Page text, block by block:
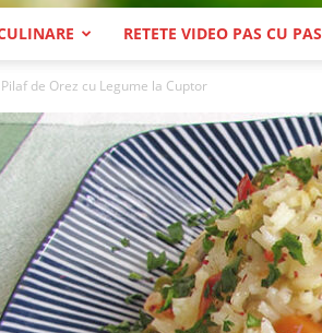
RETETE VIDEO PAS CU PAS
Pilaf de Orez cu Legume la Cuptor